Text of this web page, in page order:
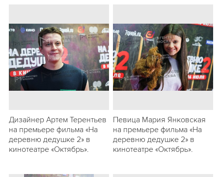
Дизайнер Артем Терентьев
на премьере фильма «На
деревню дедушке 2» в
кинотеатре «Октябрь».
Певица Мария Янковская
на премьере фильма «На
деревню дедушке 2» в
кинотеатре «Октябрь».